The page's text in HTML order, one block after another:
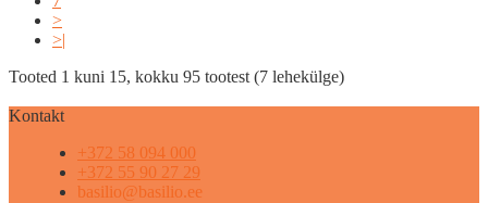
>
>|
Tooted 1 kuni 15, kokku 95 tootest (7 lehekülge)
Kontakt
+372 58 094 000
+372 55 90 27 29
basilio@basilio.ee